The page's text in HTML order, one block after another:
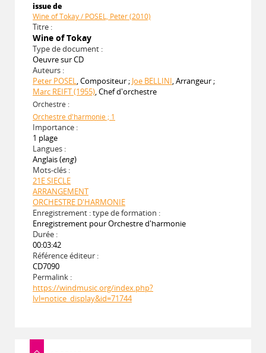
issue de
Wine of Tokay / POSEL, Peter (2010)
Titre :
Wine of Tokay
Type de document :
Oeuvre sur CD
Auteurs :
Peter POSEL, Compositeur ; Joe BELLINI, Arrangeur ;
Marc REIFT (1955), Chef d'orchestre
Orchestre :
Orchestre d'harmonie ; 1
Importance :
1 plage
Langues :
Anglais (eng)
Mots-clés :
21E SIECLE
ARRANGEMENT
ORCHESTRE D'HARMONIE
Enregistrement : type de formation :
Enregistrement pour Orchestre d'harmonie
Durée :
00:03:42
Référence éditeur :
CD7090
Permalink :
https://windmusic.org/index.php?
lvl=notice_display&id=71744